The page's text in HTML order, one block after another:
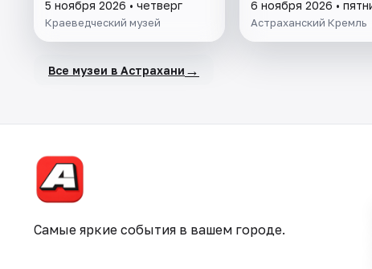
5 ноября 2026 • четверг
Краеведческий музей
6 ноября 2026 •
Астраханский Кремль
Все музеи в Астрахани →
Самые яркие события в вашем городе.